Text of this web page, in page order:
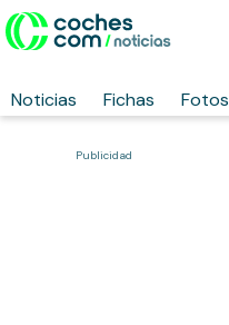
Noticias Fichas Fotos
Publicidad